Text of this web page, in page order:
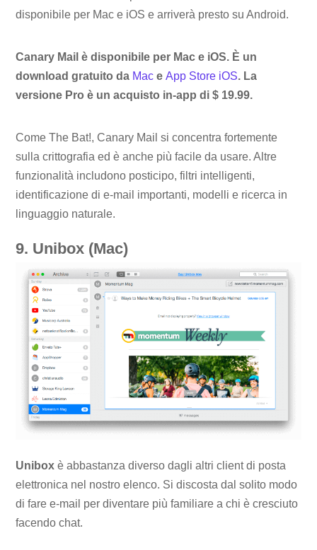
disponibile per Mac e iOS e arriverà presto su Android.
Canary Mail è disponibile per Mac e iOS. È un
download gratuito da Mac eApp Store iOS. La
versione Pro è un acquisto in-app di $ 19.99.
Come The Bat!, Canary Mail si concentra fortemente
sulla crittografia ed è anche più facile da usare. Altre
funzionalità includono posticipo, filtri intelligenti,
identificazione di e-mail importanti, modelli e ricerca in
linguaggio naturale.
9. Unibox (Mac)
Unibox è abbastanza diverso dagli altri client di posta
elettronica nel nostro elenco. Si discosta dal solito modo
di fare e-mail per diventare più familiare a chi è cresciuto
facendo chat.